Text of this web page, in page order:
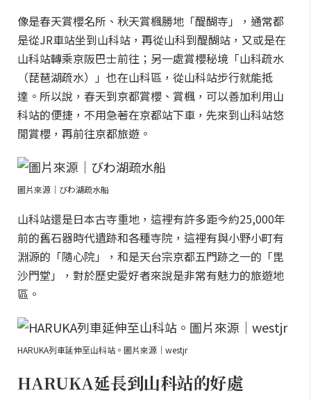
像是春天賞櫻名所、秋天賞楓勝地「醍醐寺」，通常都
是從JR車站坐到山科站，再從山科到醍醐站，又或是在
山科站轉乘京阪巴士前往；另一處賞櫻秘境「山科疏水
（琵琶湖疏水）」也在山科區，從山科站步行就能抵
達。所以說，春天到京都賞櫻、賞楓，可以善加利用山
科站的便捷，不用急著在京都站下車，先來到山科站悠
閒賞櫻，再前往京都旅遊。
圖片來源｜びわ湖疏水船
山科站還是日本古寺重地，這裡有許多距今約25,000年
前的舊石器時代遺跡和各種寺院，這裡有與小野小町有
淵源的「隨心院」，和是天台宗京都五門跡之一的「毘
沙門堂」，對於歷史愛好者來說是非常有魅力的旅遊地
區。
HARUKA列車延伸至山科站。圖片來源｜westjr
HARUKA延長到山科站的好處